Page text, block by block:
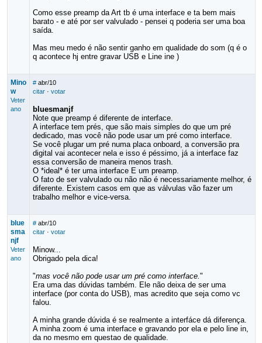
Como esse preamp da Art tb é uma interface e ta bem mais
barato - e até por ser valvulado - pensei q poderia ser uma boa
saída.
Mas meu medo é não sentir ganho em qualidade do som (q é o
q acontece hj entre gravar USB e Line ine )
Mino
w
Veter
ano
# abr/10
citar· votar
bluesmanjf
Note que preamp é diferente de interface.
A interface tem prés, que são mais simples do que um pré
dedicado, mas você não pode usar um pré como interface.
Se você plugar um pré numa placa onboard, a conversão pra
digital vai acontecer nela e isso é péssimo, já a interface faz
essa conversão de maneira menos trash.
O *ideal* é ter uma interface E um preamp.
O fato de ser valvulado ou não não é necessariamente melhor, é
diferente. Existem casos em que as válvulas vão fazer um
trabalho melhor e vice-versa.
blue
sma
njf
Veter
ano
# abr/10
citar· votar
Minow...
Obrigado pela dica!
"mas você não pode usar um pré como interface."
Era uma das dúvidas também. Ele não deixa de ser uma
interface (por conta do USB), mas acredito que seja como vc
falou.
A minha grande dúvida é se realmente a interfáce dá diferença.
A minha zoom é uma interface e gravando por ela e pelo line in,
da no mesmo em questao de qualidade.